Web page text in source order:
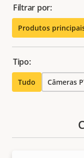
Filtrar por:
Produtos
Tipo:
Tudo Câmeras